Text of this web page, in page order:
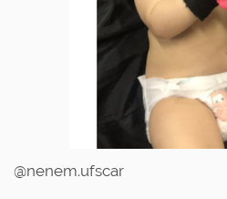
@nenem.ufscar